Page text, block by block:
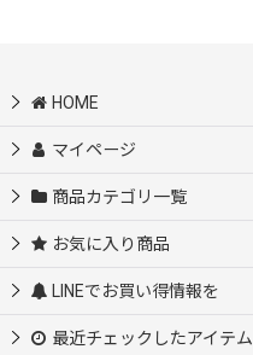
HOME
マイページ
商品カテゴリ一覧
お気に入り商品
LINEでお買い得情報を
最近チェックしたアイテム